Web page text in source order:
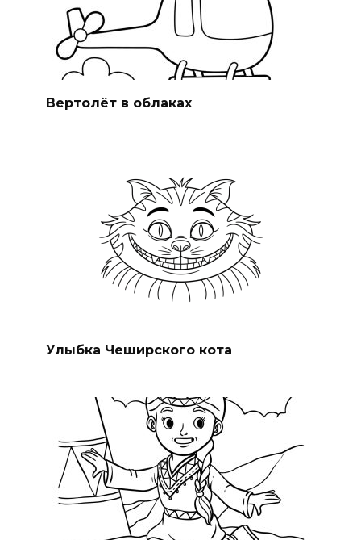
Вертолёт в облаках
Улыбка Чеширского кота